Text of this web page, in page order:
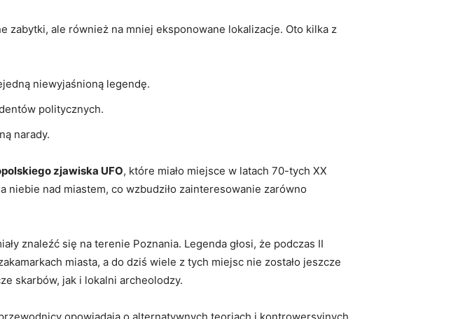
ale również na mniej eksponowane lokalizacje. Oto kilka z
niewyjaśnioną legendę.
politycznych.
narady.
zjawiska UFO, które miało miejsce w latach 70-tych XX
niebie nad miastem, co wzbudziło zainteresowanie zarówno
znaleźć się na terenie Poznania. Legenda głosi, że podczas II
miasta, a do dziś wiele z tych miejsc nie zostało jeszcze
skarbów, jak i lokalni archeolodzy.